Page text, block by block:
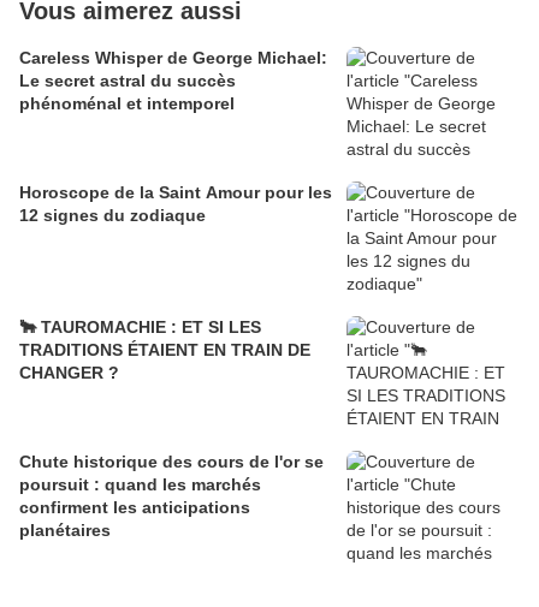
Vous aimerez aussi
Careless Whisper de George Michael:
Le secret astral du succès
phénoménal et intemporel
Horoscope de la Saint Amour pour les
12 signes du zodiaque
🐂 TAUROMACHIE : ET SI LES
TRADITIONS ÉTAIENT EN TRAIN DE
CHANGER ?
Chute historique des cours de l'or se
poursuit : quand les marchés
confirment les anticipations
planétaires